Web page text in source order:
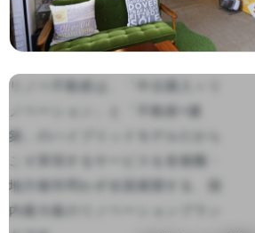
リノベ不動産は、「中古購入＋リ
築」のハイブリッドモデルだから
地方都市問わず全国展開する、国
内最大級のリノベーションブラン